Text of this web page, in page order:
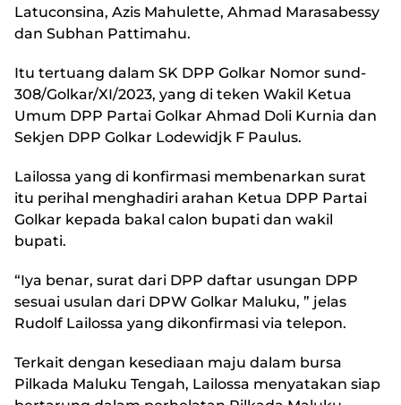
Latuconsina, Azis Mahulette, Ahmad Marasabessy
dan Subhan Pattimahu.
Itu tertuang dalam SK DPP Golkar Nomor sund-
308/Golkar/XI/2023, yang di teken Wakil Ketua
Umum DPP Partai Golkar Ahmad Doli Kurnia dan
Sekjen DPP Golkar Lodewidjk F Paulus.
Lailossa yang di konfirmasi membenarkan surat
itu perihal menghadiri arahan Ketua DPP Partai
Golkar kepada bakal calon bupati dan wakil
bupati.
“Iya benar, surat dari DPP daftar usungan DPP
sesuai usulan dari DPW Golkar Maluku, ” jelas
Rudolf Lailossa yang dikonfirmasi via telepon.
Terkait dengan kesediaan maju dalam bursa
Pilkada Maluku Tengah, Lailossa menyatakan siap